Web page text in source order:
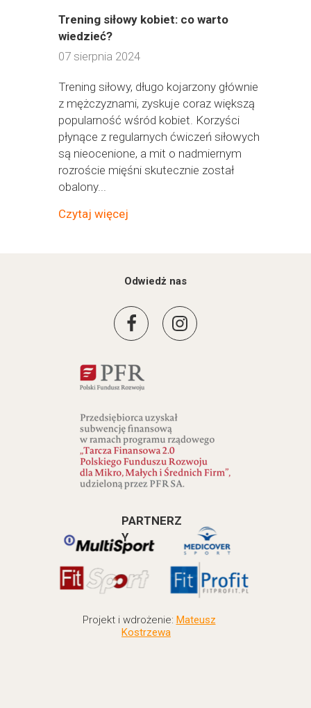
PARTNERZ
Y
Odwiedż nas
Projekt i wdrożenie: Mateusz
Kostrzewa
Trening siłowy kobiet: co warto
wiedzieć?
07 sierpnia 2024
Trening siłowy, długo kojarzony głównie
z mężczyznami, zyskuje coraz większą
popularność wśród kobiet. Korzyści
płynące z regularnych ćwiczeń siłowych
są nieocenione, a mit o nadmiernym
rozroście mięśni skutecznie został
obalony...
Czytaj więcej